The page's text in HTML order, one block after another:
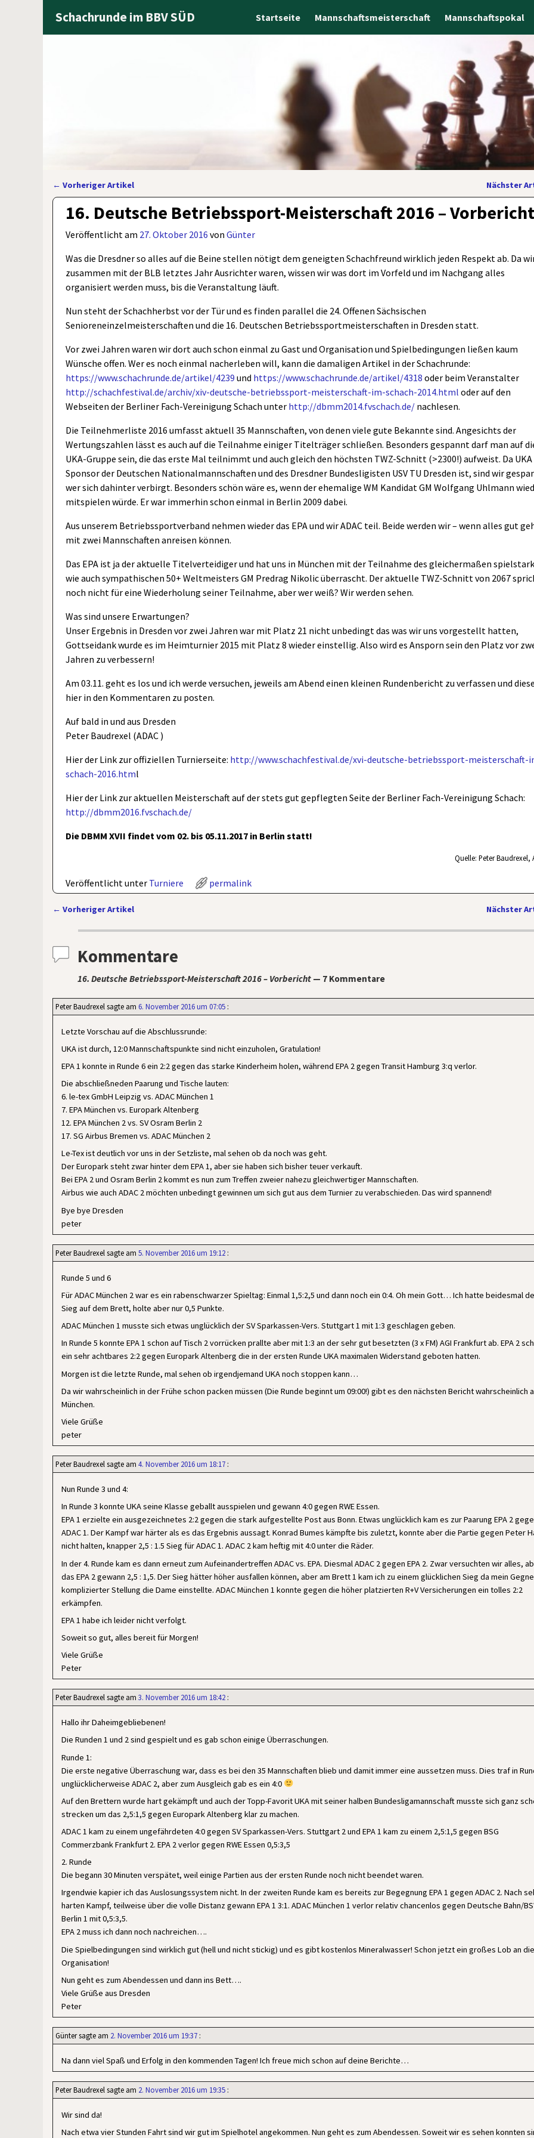
Schachrunde im BBV SÜD Startseite Mannschaftsmeisterschaft Mannschaftspokal
Artikelnavigation
← Vorheriger Artikel Nächster
16. Deutsche Betriebssport-Meisterschaft 2016 –
Veröffentlicht am 27. Oktober 2016 vonGünter
Was die Dresdner so alles auf die Beine stellen nötigt dem geneigten Schachfreund wirklich jeden Respekt ab. Da
zusammen mit der BLB letztes Jahr Ausrichter waren, wissen wir was dort im Vorfeld und im Nachgang alles
organisiert werden muss, bis die Veranstaltung läuft.
Nun steht der Schachherbst vor der Tür und es finden parallel die 24. Offenen Sächsischen
Senioreneinzelmeisterschaften und die 16. Deutschen Betriebssportmeisterschaften in Dresden statt.
Vor zwei Jahren waren wir dort auch schon einmal zu Gast und Organisation und Spielbedingungen ließen kaum
Wünsche offen. Wer es noch einmal nacherleben will, kann die damaligen Artikel in der Schachrunde:
https://www.schachrunde.de/artikel/4239 und https://www.schachrunde.de/artikel/4318 oder beim Veranstalter
http://schachfestival.de/archiv/xiv-deutsche-betriebssport-meisterschaft-im-schach-2014.html oder auf den
Webseiten der Berliner Fach-Vereinigung Schach unter http://dbmm2014.fvschach.de/ nachlesen.
Die Teilnehmerliste 2016 umfasst aktuell 35 Mannschaften, von denen viele gute Bekannte sind. Angesichts der
Wertungszahlen lässt es auch auf die Teilnahme einiger Titelträger schließen. Besonders gespannt darf man auf
UKA-Gruppe sein, die das erste Mal teilnimmt und auch gleich den höchsten TWZ-Schnitt (>2300!) aufweist. Da UKA
Sponsor der Deutschen Nationalmannschaften und des Dresdner Bundesligisten USV TU Dresden ist, sind wir
wer sich dahinter verbirgt. Besonders schön wäre es, wenn der ehemalige WM Kandidat GM Wolfgang Uhlmann
mitspielen würde. Er war immerhin schon einmal in Berlin 2009 dabei.
Aus unserem Betriebssportverband nehmen wieder das EPA und wir ADAC teil. Beide werden wir – wenn alles gut
mit zwei Mannschaften anreisen können.
Das EPA ist ja der aktuelle Titelverteidiger und hat uns in München mit der Teilnahme des gleichermaßen
wie auch sympathischen 50+ Weltmeisters GM Predrag Nikolic überrascht. Der aktuelle TWZ-Schnitt von 2067
noch nicht für eine Wiederholung seiner Teilnahme, aber wer weiß? Wir werden sehen.
Was sind unsere Erwartungen?
Unser Ergebnis in Dresden vor zwei Jahren war mit Platz 21 nicht unbedingt das was wir uns vorgestellt hatten,
Gottseidank wurde es im Heimturnier 2015 mit Platz 8 wieder einstellig. Also wird es Ansporn sein den Platz vor
Jahren zu verbessern!
Am 03.11. geht es los und ich werde versuchen, jeweils am Abend einen kleinen Rundenbericht zu verfassen und
hier in den Kommentaren zu posten.
Auf bald in und aus Dresden
Peter Baudrexel (ADAC )
Hier der Link zur offiziellen Turnierseite: http://www.schachfestival.de/xvi-deutsche-betriebssport-meisterschaft-
schach-2016.html
Hier der Link zur aktuellen Meisterschaft auf der stets gut gepflegten Seite der Berliner Fach-Vereinigung Schach:
http://dbmm2016.fvschach.de/
Die DBMM XVII findet vom 02. bis 05.11.2017 in Berlin statt!
Quelle: Peter Baudrexel,
Veröffentlicht unter Turniere permalink
← Vorheriger Artikel Nächster
Kommentare
16. Deutsche Betriebssport-Meisterschaft 2016 – Vorbericht — 7 Kommentare
Peter Baudrexel sagte am 6. November 2016 um 07:05 :
Letzte Vorschau auf die Abschlussrunde:
UKA ist durch, 12:0 Mannschaftspunkte sind nicht einzuholen, Gratulation!
EPA 1 konnte in Runde 6 ein 2:2 gegen das starke Kinderheim holen, während EPA 2 gegen Transit Hamburg 3:q verlor.
Die abschließneden Paarung und Tische lauten:
6. le-tex GmbH Leipzig vs. ADAC München 1
7. EPA München vs. Europark Altenberg
12. EPA München 2 vs. SV Osram Berlin 2
17. SG Airbus Bremen vs. ADAC München 2
Le-Tex ist deutlich vor uns in der Setzliste, mal sehen ob da noch was geht.
Der Europark steht zwar hinter dem EPA 1, aber sie haben sich bisher teuer verkauft.
Bei EPA 2 und Osram Berlin 2 kommt es nun zum Treffen zweier nahezu gleichwertiger Mannschaften.
Airbus wie auch ADAC 2 möchten unbedingt gewinnen um sich gut aus dem Turnier zu verabschieden. Das wird spannend!
Bye bye Dresden
peter
Peter Baudrexel sagte am 5. November 2016 um 19:12 :
Runde 5 und 6
Für ADAC München 2 war es ein rabenschwarzer Spieltag: Einmal 1,5:2,5 und dann noch ein 0:4. Oh mein Gott… Ich hatte beidesmal
Sieg auf dem Brett, holte aber nur 0,5 Punkte.
ADAC München 1 musste sich etwas unglücklich der SV Sparkassen-Vers. Stuttgart 1 mit 1:3 geschlagen geben.
In Runde 5 konnte EPA 1 schon auf Tisch 2 vorrücken prallte aber mit 1:3 an der sehr gut besetzten (3 x FM) AGI Frankfurt ab. EPA 2
ein sehr achtbares 2:2 gegen Europark Altenberg die in der ersten Runde UKA maximalen Widerstand geboten hatten.
Morgen ist die letzte Runde, mal sehen ob irgendjemand UKA noch stoppen kann…
Da wir wahrscheinlich in der Frühe schon packen müssen (Die Runde beginnt um 09:00!) gibt es den nächsten Bericht wahrscheinlich
München.
Viele Grüße
peter
Peter Baudrexel sagte am 4. November 2016 um 18:17 :
Nun Runde 3 und 4:
In Runde 3 konnte UKA seine Klasse geballt ausspielen und gewann 4:0 gegen RWE Essen.
EPA 1 erzielte ein ausgezeichnetes 2:2 gegen die stark aufgestellte Post aus Bonn. Etwas unglücklich kam es zur Paarung EPA 2
ADAC 1. Der Kampf war härter als es das Ergebnis aussagt. Konrad Bumes kämpfte bis zuletzt, konnte aber die Partie gegen Peter
nicht halten, knapper 2,5 : 1.5 Sieg für ADAC 1. ADAC 2 kam heftig mit 4:0 unter die Räder.
In der 4. Runde kam es dann erneut zum Aufeinandertreffen ADAC vs. EPA. Diesmal ADAC 2 gegen EPA 2. Zwar versuchten wir alles,
das EPA 2 gewann 2,5 : 1,5. Der Sieg hätter höher ausfallen können, aber am Brett 1 kam ich zu einem glücklichen Sieg da mein
komplizierter Stellung die Dame einstellte. ADAC München 1 konnte gegen die höher platzierten R+V Versicherungen ein tolles 2:2
erkämpfen.
EPA 1 habe ich leider nicht verfolgt.
Soweit so gut, alles bereit für Morgen!
Viele Grüße
Peter
Peter Baudrexelsagte am 3. November 2016 um 18:42 :
Hallo ihr Daheimgebliebenen!
Die Runden 1 und 2 sind gespielt und es gab schon einige Überraschungen.
Runde 1:
Die erste negative Überraschung war, dass es bei den 35 Mannschaften blieb und damit immer eine aussetzen muss. Dies traf in
unglücklicherweise ADAC 2, aber zum Ausgleich gab es ein 4:0
Auf den Brettern wurde hart gekämpft und auch der Topp-Favorit UKA mit seiner halben Bundesligamannschaft musste sich ganz
strecken um das 2,5:1,5 gegen Europark Altenberg klar zu machen.
ADAC 1 kam zu einem ungefährdeten 4:0 gegen SV Sparkassen-Vers. Stuttgart 2 und EPA 1 kam zu einem 2,5:1,5 gegen BSG
Commerzbank Frankfurt 2. EPA 2 verlor gegen RWE Essen 0,5:3,5
2. Runde
Die begann 30 Minuten verspätet, weil einige Partien aus der ersten Runde noch nicht beendet waren.
Irgendwie kapier ich das Auslosungssystem nicht. In der zweiten Runde kam es bereits zur Begegnung EPA 1 gegen ADAC 2. Nach
harten Kampf, teilweise über die volle Distanz gewann EPA 1 3:1. ADAC München 1 verlor relativ chancenlos gegen Deutsche Bahn/
Berlin 1 mit 0,5:3,5.
EPA 2 muss ich dann noch nachreichen….
Die Spielbedingungen sind wirklich gut (hell und nicht stickig) und es gibt kostenlos Mineralwasser! Schon jetzt ein großes Lob an
Organisation!
Nun geht es zum Abendessen und dann ins Bett….
Viele Grüße aus Dresden
Peter
Güntersagte am 2. November 2016 um 19:37 :
Na dann viel Spaß und Erfolg in den kommenden Tagen! Ich freue mich schon auf deine Berichte…
Peter Baudrexel sagte am 2. November 2016 um 19:35 :
Wir sind da!
Nach etwa vier Stunden Fahrt sind wir gut im Spielhotel angekommen. Nun geht es zum Abendessen. Soweit wir es sehen konnten